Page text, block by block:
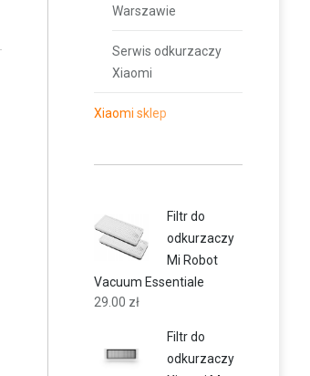
Warszawie
Serwis odkurzaczy
Xiaomi
Xiaomi sklep
Filtr do
odkurzaczy
Mi Robot
Vacuum Essentiale
29.00 zł
Filtr do
odkurzaczy